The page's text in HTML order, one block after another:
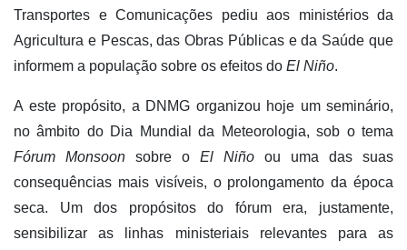
Transportes e Comunicações pediu aos ministérios da
Agricultura e Pescas, das Obras Públicas e da Saúde que
informem a população sobre os efeitos do El Niño.
A este propósito, a DNMG organizou hoje um seminário,
no âmbito do Dia Mundial da Meteorologia, sob o tema
Fórum Monsoon sobre o El Niño ou uma das suas
consequências mais visíveis, o prolongamento da época
seca. Um dos propósitos do fórum era, justamente,
sensibilizar as linhas ministeriais relevantes para as